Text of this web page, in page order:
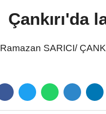
Çankırı'da
Ramazan SARICI/